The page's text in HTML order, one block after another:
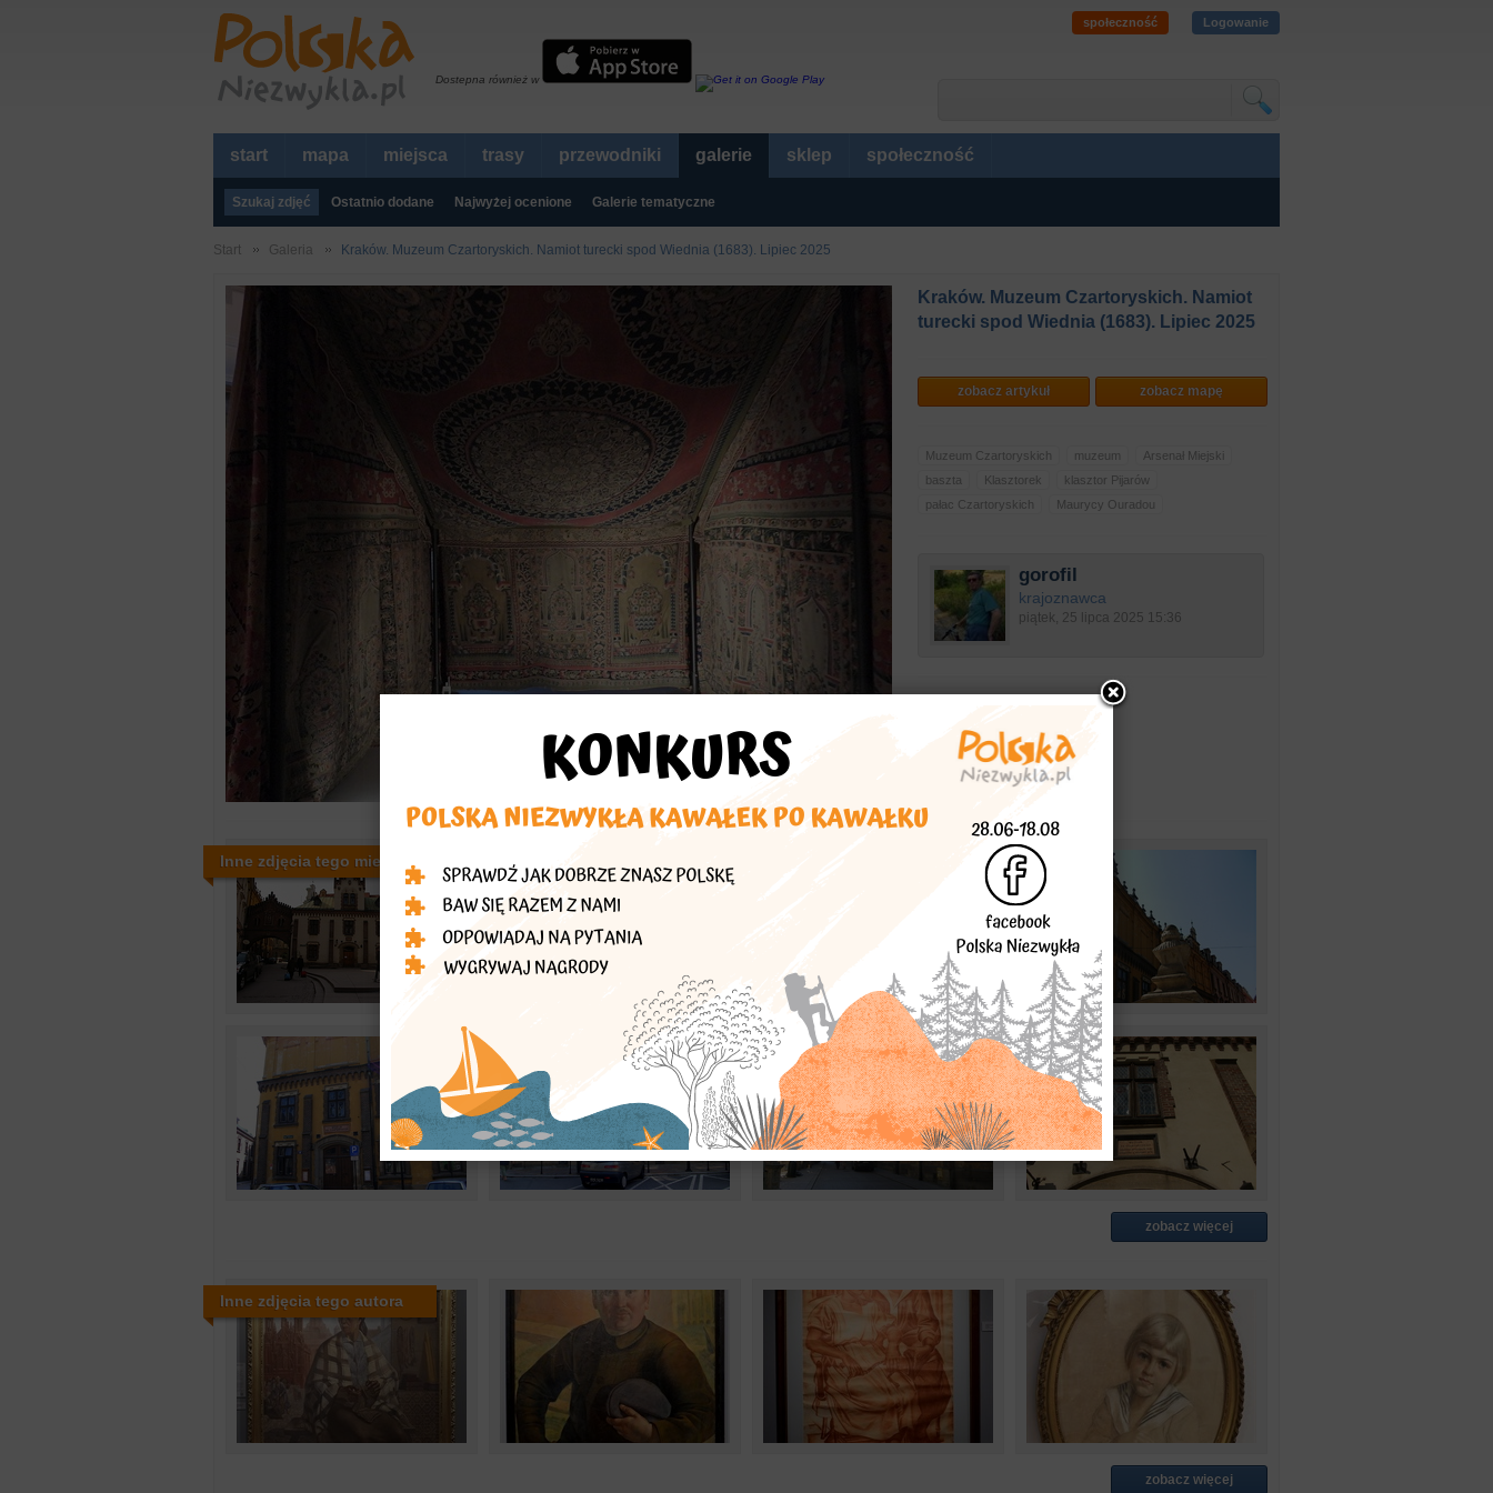
Dostepna również w
społeczność Logowanie
start mapa miejsca trasy przewodniki galerie sklep społeczność
Szukaj zdjęć Ostatnio dodane Najwyżej ocenione Galerie tematyczne
Start Galeria Kraków. Muzeum Czartoryskich. Namiot turecki spod Wiednia (1683). Lipiec 2025
Kraków. Muzeum Czartoryskich. Namiot
turecki spod Wiednia (1683). Lipiec 2025
zobacz artykuł zobacz mapę
Muzeum Czartoryskich muzeum
Arsenał Miejski
baszta
Klasztorek
klasztor Pijarów
pałac Czartoryskich
Maurycy Ouradou
gorofil
krajoznawca
piątek, 25 lipca 2025 15:36
Inne zdjęcia tego miejsca
zobacz więcej
Inne zdjęcia tego autora
zobacz więcej